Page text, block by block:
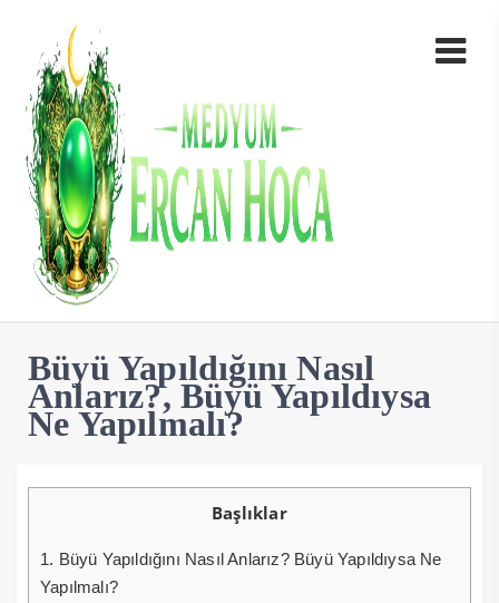
Büyü Yapıldığını Nasıl
Anlarız?, Büyü Yapıldıysa
Ne Yapılmalı?
Başlıklar
1. Büyü Yapıldığını Nasıl Anlarız? Büyü Yapıldıysa Ne
Yapılmalı?